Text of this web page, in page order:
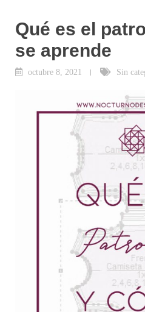
Qué es el
se aprende
octubre 8, 2021 Sin